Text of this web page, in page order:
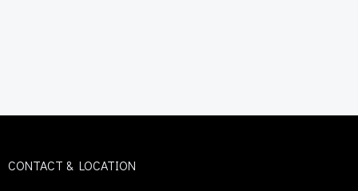
CONTACT & LOCATION